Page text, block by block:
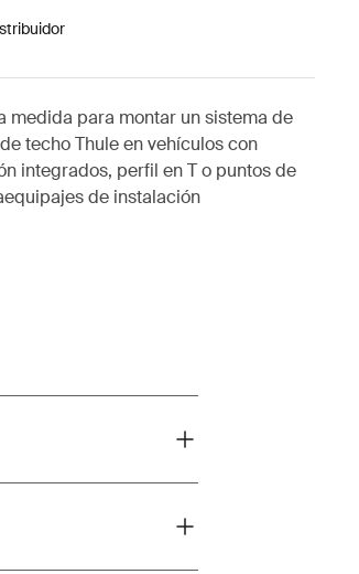
medida para montar un sistema de
techo Thule en vehículos con
integrados, perfil en T o puntos de
de instalación